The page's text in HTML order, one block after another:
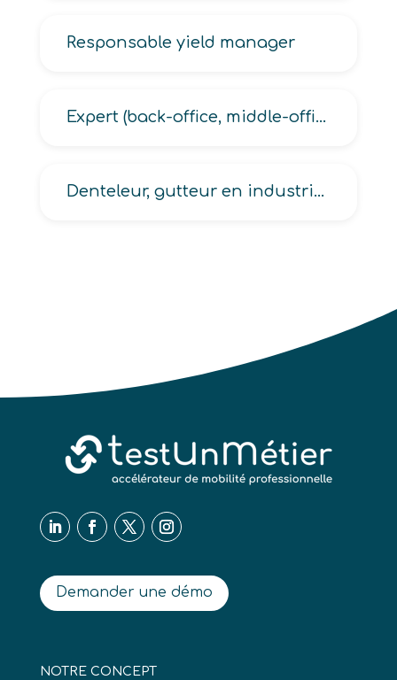
Responsable yield manager
Expert (back-office, middle-office)
Denteleur, gutteur en industrie du cuir et autres matériaux souples
Demander une démo
NOTRE CONCEPT